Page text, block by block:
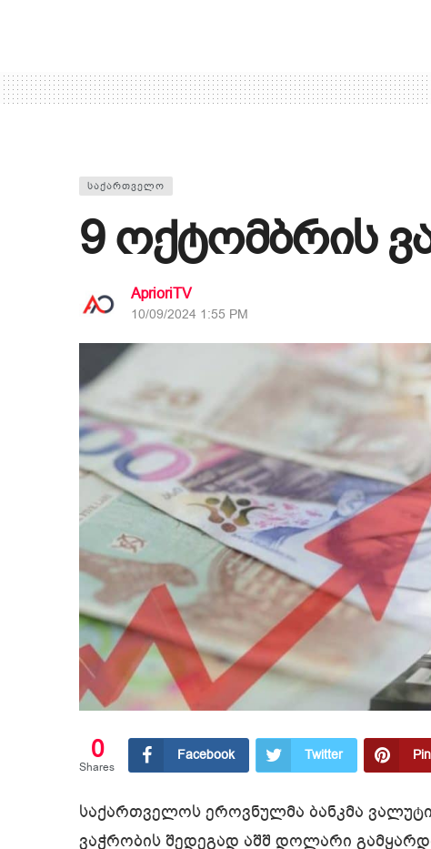
ᲡᲐᲥᲐᲠᲗᲕᲔᲚᲝ
9 ოქტომბრის
AprioriTV
10/09/2024 1:55 PM
0
Shares
Facebook Twitter
საქართველოს ეროვნულმა ბანკმა
ვაჭრობის შედეგად აშშ დოლარი